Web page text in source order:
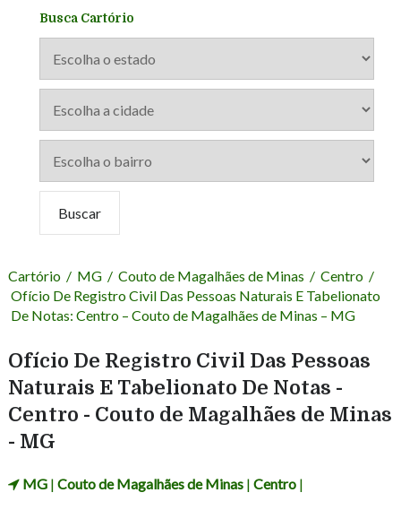
Busca Cartório
Cartório / MG / Couto de Magalhães de Minas / Centro /
Ofício De Registro Civil Das Pessoas Naturais E Tabelionato
De Notas: Centro – Couto de Magalhães de Minas – MG
Ofício De Registro Civil Das Pessoas
Naturais E Tabelionato De Notas -
Centro - Couto de Magalhães de Minas
- MG
MG| Couto de Magalhães de Minas| Centro|